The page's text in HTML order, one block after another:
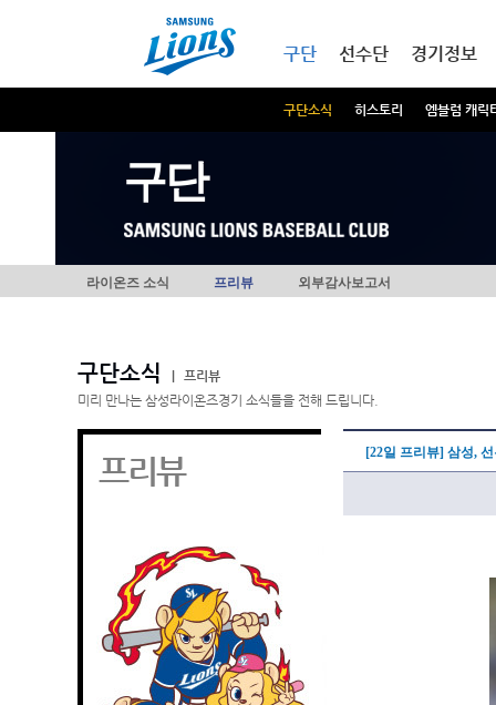
구단
구단소식 히스토리 엠블럼 캐릭
선수단 경기정보
구단
라이온즈 소식 프리뷰 외부감사보고서
구단소식
프리뷰
미리 만나는 삼성라이온즈경기 소식들을 전해 드립니다.
프리뷰 [22일 프리뷰] 삼성,